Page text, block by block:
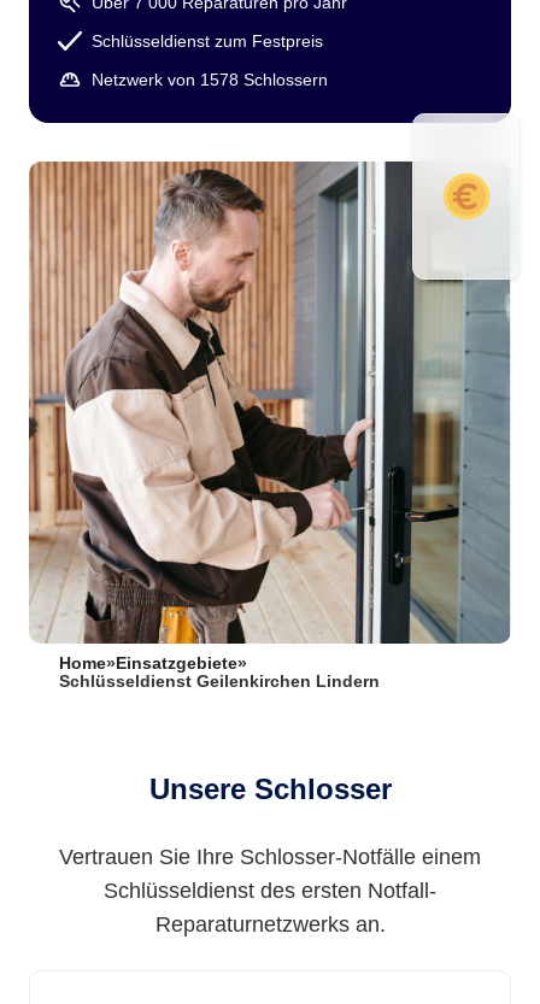
Schlüsseldienst zum Festpreis
Netzwerk von 1578 Schlossern
Home» Einsatzgebiete»
Schlüsseldienst Geilenkirchen Lindern
Unsere Schlosser
Vertrauen Sie Ihre Schlosser-Notfälle einem
Schlüsseldienst des ersten Notfall-
Reparaturnetzwerks an.